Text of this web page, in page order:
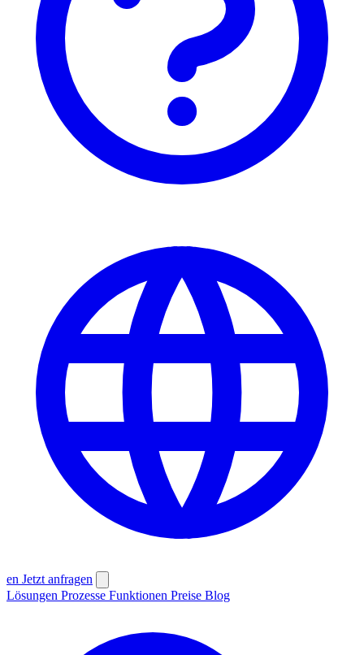
en Jetzt anfragen
Lösungen Prozesse Funktionen Preise Blog